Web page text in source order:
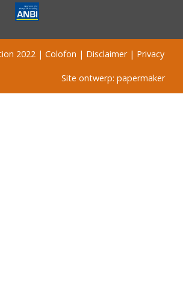
2022 | Colofon | Disclaimer| Privacy
Site ontwerp: papermaker